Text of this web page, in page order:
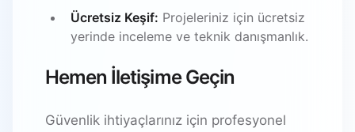
Ücretsiz Keşif: Projeleriniz için ücretsiz
yerinde inceleme ve teknik danışmanlık.
Hemen İletişime Geçin
Güvenlik ihtiyaçlarınız için profesyonel